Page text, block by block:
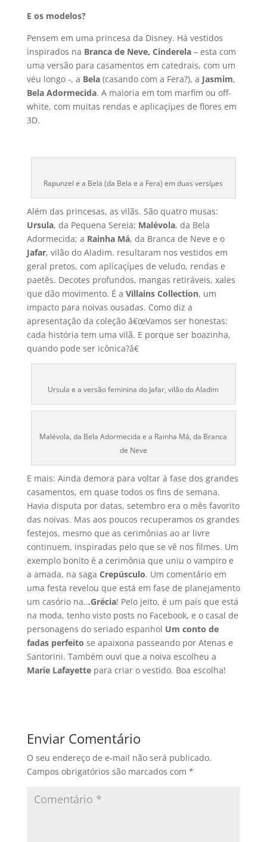
E os modelos?
Pensem em uma princesa da Disney. Há vestidos
inspirados na Branca de Neve, Cinderela– esta com
uma versão para casamentos em catedrais, com um
véu longo -, a Bela(casando com a Fera?), a Jasmim,
Bela Adormecida. A maioria em tom marfim ou off-
white, com muitas rendas e aplicaçíµes de flores em
3D.
Rapunzel e a Bela (da Bela e a Fera) em duas versíµes
Além das princesas, as vilãs. São quatro musas:
Ursula, da Pequena Sereia; Malévola, da Bela
Adormecida; a Rainha Má, da Branca de Neve e o
Jafar, vilão do Aladim. resultaram nos vestidos em
geral pretos, com aplicaçíµes de veludo, rendas e
paetês. Decotes profundos, mangas retiráveis, xales
que dão movimento. É a Villains Collection, um
impacto para noivas ousadas. Como diz a
apresentação da coleção â€œVamos ser honestas:
cada história tem uma vilã. E porque ser boazinha,
quando pode ser icônica?â€
Ursula e a versão feminina do Jafar, vilão do Aladim
Malévola, da Bela Adormecida e a Rainha Má, da Branca
de Neve
E mais: Ainda demora para voltar à fase dos grandes
casamentos, em quase todos os fins de semana.
Havia disputa por datas, setembro era o mês favorito
das noivas. Mas aos poucos recuperamos os grandes
festejos, mesmo que as cerimônias ao ar livre
continuem, inspiradas pelo que se vê nos filmes. Um
exemplo bonito é a cerimônia que uniu o vampiro e
a amada, na saga Crepúsculo. Um comentário em
uma festa revelou que está em fase de planejamento
um casório na...Grécia! Pelo jeito, é um paí­s que está
na moda, tenho visto posts no Facebook, e o casal de
personagens do seriado espanhol Um conto de
fadas perfeito se apaixona passeando por Atenas e
Santorini. Também ouvi que a noiva escolheu a
Marie Lafayettepara criar o vestido. Boa escolha!
Enviar Comentário
O seu endereço de e-mail não será publicado.
Campos obrigatórios são marcados com *